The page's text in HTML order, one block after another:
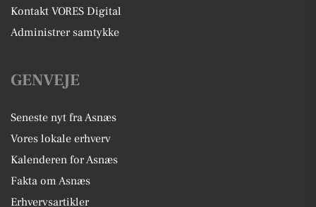
Kontakt VORES Digital
Administrer samtykke
GENVEJE
Seneste nyt fra Asnæs
Vores lokale erhverv
Kalenderen for Asnæs
Fakta om Asnæs
Erhvervsartikler